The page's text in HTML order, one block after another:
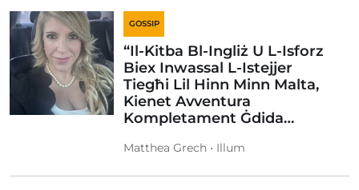
GOSSIP
“Il-Kitba Bl-Ingliż U L-Isforz
Biex Inwassal L-Istejjer
Tiegħi Lil Hinn Minn Malta,
Kienet Avventura
Kompletament Ġdida…
Matthea Grech • Illum